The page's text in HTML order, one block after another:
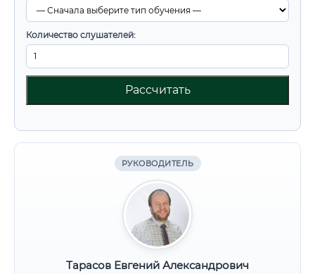
Количество слушателей:
Рассчитать
РУКОВОДИТЕЛЬ
Тарасов Евгений Александрович